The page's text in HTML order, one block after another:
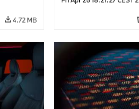
4.72 MB